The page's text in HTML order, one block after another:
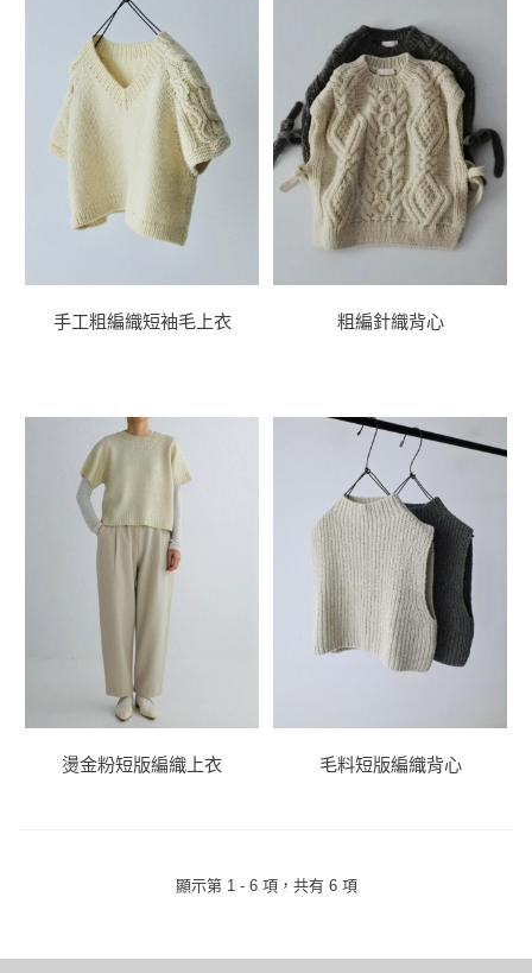
手工粗編織短袖毛上衣 粗編針織背心
燙金粉短版編織上衣 毛料短版編織背心
顯示第 1 - 6 項，共有 6 項